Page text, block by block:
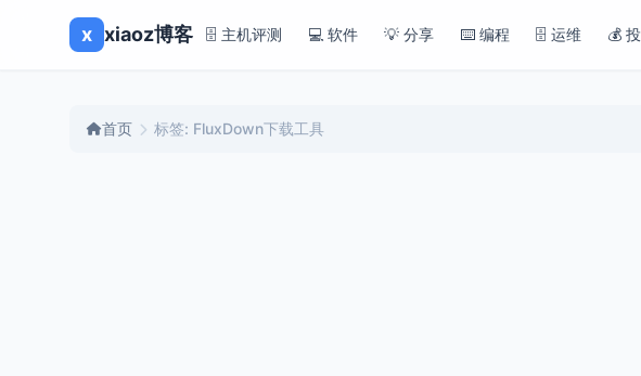
x xiaoz博客 🗄️ 主机评测 💻 软件 💡 分享 ⌨️ 编程 🗄️ 运维 💰
首页 标签: FluxDown下载工具